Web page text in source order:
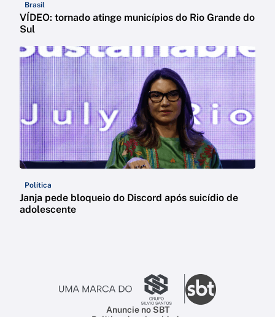
Brasil
VÍDEO: tornado atinge municípios do Rio Grande do
Sul
Política
Janja pede bloqueio do Discord após suicídio de
adolescente
Anuncie no SBT